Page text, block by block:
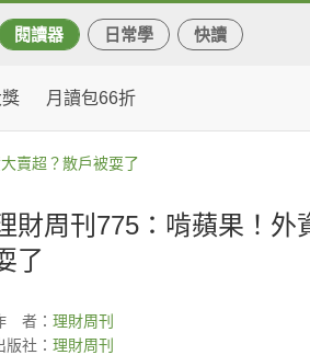
閱讀器 日常學 快讀
月讀包66折
賣超？散戶被耍了
財周刊775：啃蘋果！外
了
者： 理財周刊
版社： 理財周刊